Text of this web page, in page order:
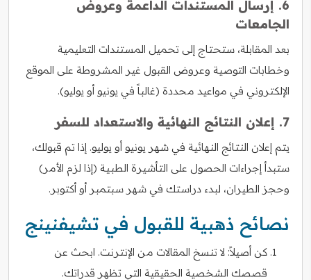
6. إرسال المستندات الداعمة وعروض
الجامعات
بعد المقابلة، ستحتاج إلى تحميل المستندات التعليمية
وخطابات التوصية وعروض القبول غير المشروطة على الموقع
الإلكتروني في مواعيد محددة (غالباً في يونيو أو يوليو).
7. إعلان النتائج النهائية والاستعداد للسفر
يتم إعلان النتائج النهائية في شهر يونيو أو يوليو. إذا تم قبولك،
ستبدأ إجراءات الحصول على التأشيرة الطبية (إذا لزم الأمر)
وحجز الطيران، لبدء دراستك في شهر سبتمبر أو أكتوبر.
نصائح ذهبية للقبول في تشيفنينج
كن أصيلاً: لا تنسخ المقالات من الإنترنت. ابحث عن
قصصك الشخصية الحقيقية التي تظهر قدراتك.